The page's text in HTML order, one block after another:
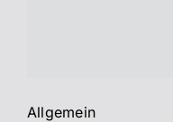
Allgemein